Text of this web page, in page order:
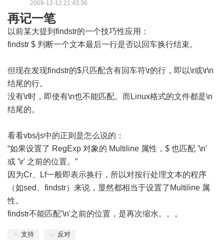
2009-12-12 21:43:36
再记一笔
以前某大提到findstr的一个技巧性应用：
findstr $ 判断一个文本最后一行是否以回车换行结束。
但现在发现findstr的$只匹配含有回车符\r的行，即以\r或\r\n
结尾的行。
没有\r时，即使有\n也不能匹配。而Linux格式的文件都是\n
结尾的。
看看vbs/js中的正则是怎么说的：
“如果设置了 RegExp 对象的 Multiline 属性，$ 也匹配 '\n'
或 '\r' 之前的位置。”
因为Cr、Lf一般即表示换行，所以对按行处理文本的程序
（如sed、findstr）来说，显然都相当于设置了Multiline 属
性。
findstr不能匹配'\n'之前的位置，是再次缩水。。。
支持 反对